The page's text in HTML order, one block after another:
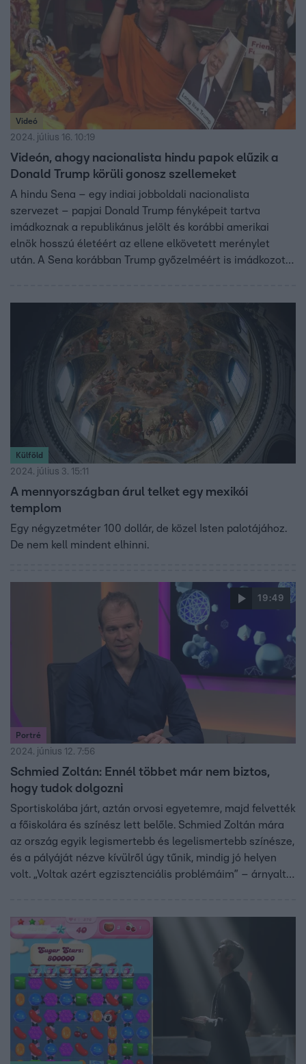
Videó
2024. július 16. 10:19
Videón, ahogy nacionalista hindu papok elűzik a
Donald Trump körüli gonosz szellemeket
A hindu Sena – egy indiai jobboldali nacionalista
szervezet – papjai Donald Trump fényképeit tartva
imádkoznak a republikánus jelölt és korábbi amerikai
elnök hosszú életéért az ellene elkövetett merénylet
után. A Sena korábban Trump győzelméért is imádkozott
Külföld
2024. július 3. 15:11
A mennyországban árul telket egy mexikói
templom
Egy négyzetméter 100 dollár, de közel Isten palotájához.
De nem kell mindent elhinni.
19:49
Portré
2024. június 12. 7:56
Schmied Zoltán: Ennél többet már nem biztos,
hogy tudok dolgozni
Sportiskolába járt, aztán orvosi egyetemre, majd felvették
a főiskolára és színész lett belőle. Schmied Zoltán mára
az ország egyik legismertebb és legelismertebb színésze,
és a pályáját nézve kívülről úgy tűnik, mindig jó helyen
volt. „Voltak azért egzisztenciális problémáim” – árnyalta